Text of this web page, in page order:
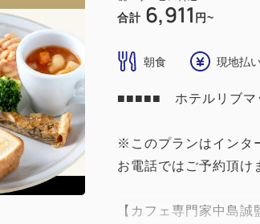
合計 6,911 円~
朝食 現地払
■■■■■ ホテルリブ
※このプランはインタ
お電話ではご予約頂け
【カフェ専門家中島